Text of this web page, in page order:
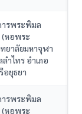
ารพระพิมล
(หอพระ
ยาลัยมหาจุฬา
ำไทร อำเภอ
อยุธยา
ารพระพิมล
(หอพระ